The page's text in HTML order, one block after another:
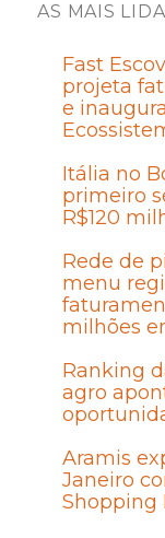
AS MAIS
Fast
projeta
e
Itália no
primeiro
R$120
Rede de
menu
milhões
Ranking
agro
Aramis
Janeiro
Shopping